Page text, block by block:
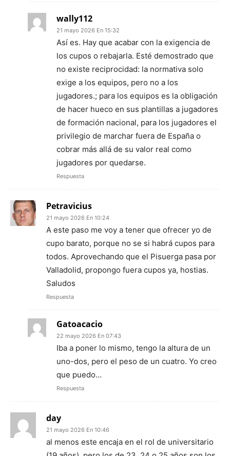
wally112
21 mayo 2026 En 15:32
Así es. Hay que acabar con la exigencia de
los cupos o rebajarla. Esté demostrado que
no existe reciprocidad: la normativa solo
exige a los equipos, pero no a los
jugadores.; para los equipos es la obligación
de hacer hueco en sus plantillas a jugadores
de formación nacional, para los jugadores el
privilegio de marchar fuera de España o
cobrar más allá de su valor real como
jugadores por quedarse.
Respuesta
Petravicius
21 mayo 2026 En 10:24
A este paso me voy a tener que ofrecer yo de
cupo barato, porque no se si habrá cupos para
todos. Aprovechando que el Pisuerga pasa por
Valladolid, propongo fuera cupos ya, hostias.
Saludos
Respuesta
Gatoacacio
22 mayo 2026 En 07:43
Iba a poner lo mismo, tengo la altura de un
uno-dos, pero el peso de un cuatro. Yo creo
que puedo…
Respuesta
day
21 mayo 2026 En 10:46
al menos este encaja en el rol de universitario